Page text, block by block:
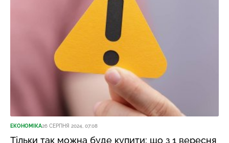
ЕКОНОМІКА26 СЕРПНЯ 2024, 07:08
Тільки так можна буде купити: що з 1 вересня